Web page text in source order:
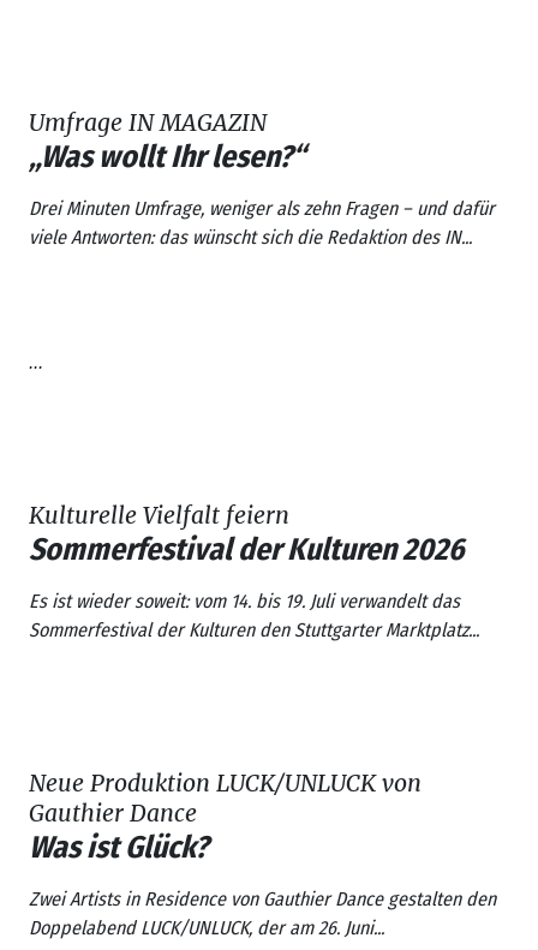
Umfrage IN MAGAZIN
„Was wollt Ihr lesen?“
Drei Minuten Umfrage, weniger als zehn Fragen – und dafür
viele Antworten: das wünscht sich die Redaktion des IN...
...
Kulturelle Vielfalt feiern
Sommerfestival der Kulturen 2026
Es ist wieder soweit: vom 14. bis 19. Juli verwandelt das
Sommerfestival der Kulturenden Stuttgarter Marktplatz...
Neue Produktion LUCK/UNLUCK von
Gauthier Dance
Was ist Glück?
Zwei Artists in Residence von Gauthier Dancegestalten den
DoppelabendLUCK/UNLUCK, der am 26. Juni...